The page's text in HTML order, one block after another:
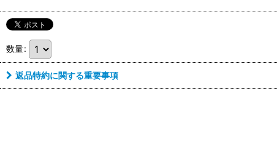
数量:
返品特約に関する重要事項